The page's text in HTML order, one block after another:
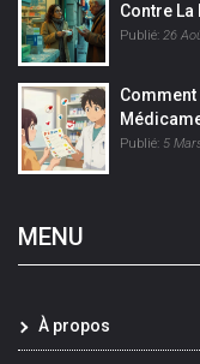
Contre
Publié: 26
Comment
Publié: 5
MENU
À propos